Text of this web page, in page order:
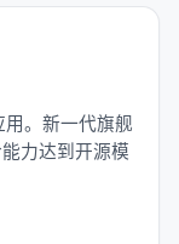
用。新一代旗舰
力达到开源模